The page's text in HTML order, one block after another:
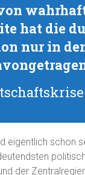
hat die
nur in
eigentlich schon
der